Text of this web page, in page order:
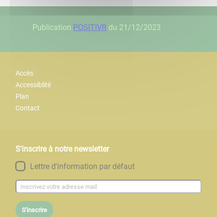
Publication POSITIVR du 21/12/2023
Accès
Accessiblité
Plan
Contact
S'inscrire à notre newsletter
Lettre d'information par défaut
S'inscrire